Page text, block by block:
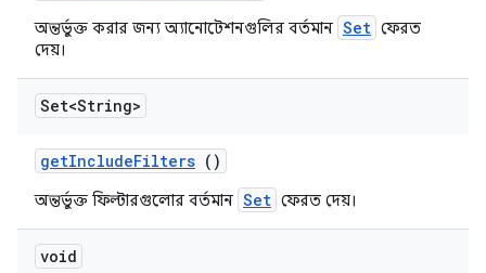
অন্তর্ভুক্ত করার জন্য অ্যানোটেশনগুলির বর্তমান Set ফেরত
দেয়।
Set<String>
getIncludeFilters ()
অন্তর্ভুক্ত ফিল্টারগুলোর বর্তমান Set ফেরত দেয়।
void